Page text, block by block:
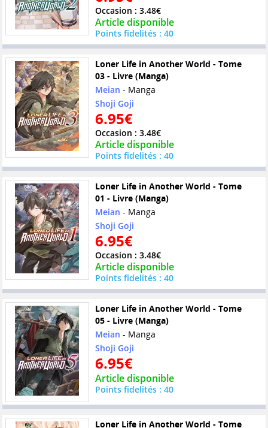
Occasion : 3.48€
Article disponible
Points fidelités : 40
Loner Life in Another World - Tome
03 - Livre (Manga)
Meian - Manga
Shoji Goji
6.95€
Occasion : 3.48€
Article disponible
Points fidelités : 40
Loner Life in Another World - Tome
01 - Livre (Manga)
Meian - Manga
Shoji Goji
6.95€
Occasion : 3.48€
Article disponible
Points fidelités : 40
Loner Life in Another World - Tome
05 - Livre (Manga)
Meian - Manga
Shoji Goji
6.95€
Article disponible
Points fidelités : 40
Loner Life in Another World - Tome